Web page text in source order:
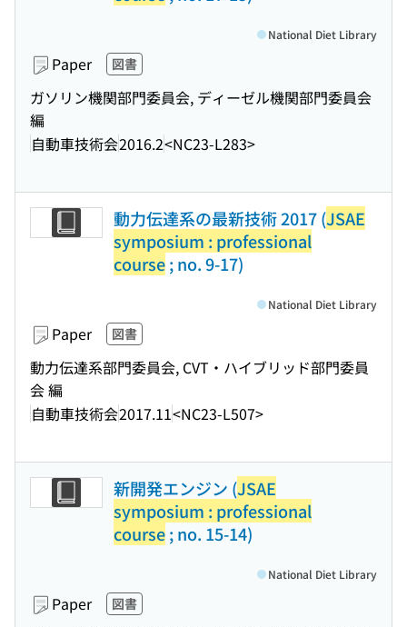
Paper 図書
ガソリン機関部門委員会, ディーゼル機関部門委員会
編
自動車技術会2016.2<NC23-L283>
National Diet Library
動力伝達系の最新技術 2017 (JSAE
symposium : professional
course; no. 9-17)
Paper 図書
動力伝達系部門委員会, CVT・ハイブリッド部門委員
会 編
自動車技術会2017.11<NC23-L507>
National Diet Library
新開発エンジン (JSAE
symposium : professional
course; no. 15-14)
Paper 図書
National Diet Library